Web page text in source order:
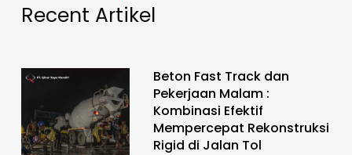
Recent Artikel
Beton Fast Track dan
Pekerjaan Malam :
Kombinasi Efektif
Mempercepat Rekonstruksi
Rigid di Jalan Tol